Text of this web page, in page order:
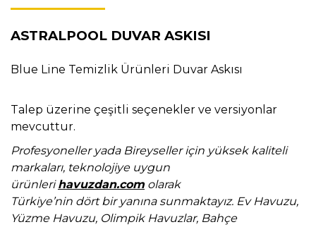
ASTRALPOOL DUVAR ASKISI
Blue Line Temizlik Ürünleri Duvar Askısı
Talep üzerine çeşitli seçenekler ve versiyonlar
mevcuttur.
Profesyoneller yada Bireyseller için yüksek kaliteli
markaları, teknolojiye uygun
ürünlerihavuzdan.com olarak
Türkiye’nin dört bir yanına sunmaktayız. Ev Havuzu,
Yüzme Havuzu, Olimpik Havuzlar, Bahçe